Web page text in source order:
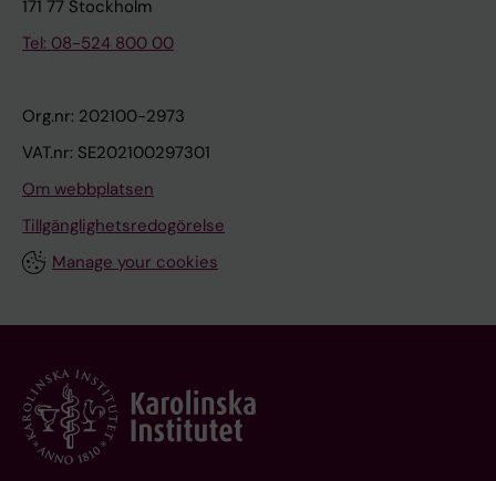
171 77 Stockholm
Tel: 08-524 800 00
Org.nr: 202100-2973
VAT.nr: SE202100297301
Om webbplatsen
Tillgänglighetsredogörelse
Manage your cookies